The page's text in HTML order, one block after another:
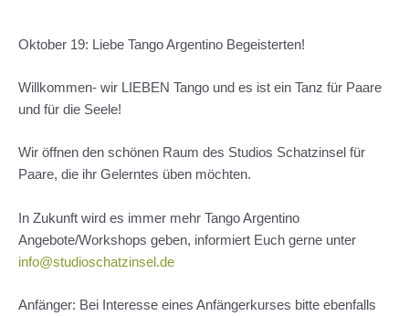
Oktober 19: Liebe Tango Argentino Begeisterten!
Willkommen- wir LIEBEN Tango und es ist ein Tanz für Paare
und für die Seele!
Wir öffnen den schönen Raum des Studios Schatzinsel für
Paare, die ihr Gelerntes üben möchten.
In Zukunft wird es immer mehr Tango Argentino
Angebote/Workshops geben, informiert Euch gerne unter
info@studioschatzinsel.de
Anfänger: Bei Interesse eines Anfängerkurses bitte ebenfalls